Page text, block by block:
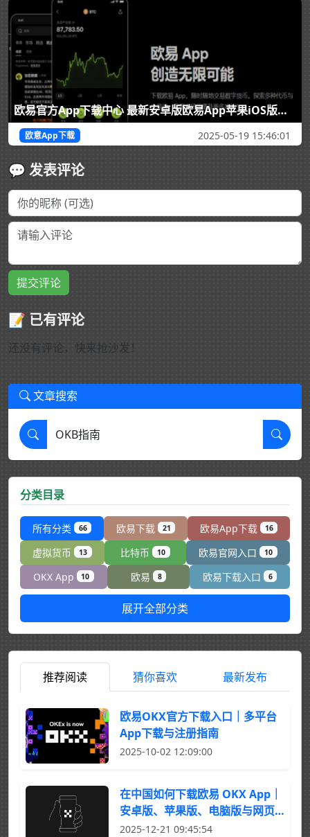
欧易官方App下载中心 最新安卓版欧易App苹果iOS版在线免费下载平台
欧意App下载 2025-05-19 15:46:01
💬 发表评论
提交评论
📝 已有评论
还没有评论，快来抢沙发！
文章搜索
分类目录
所有分类 66 欧易下载 21 欧易App下载 16
虚拟货币 13 比特币 10 欧易官网入口 10
OKX App 10 欧易 8 欧易下载入口 6
展开全部分类
推荐阅读 猜你喜欢 最新发布
欧易OKX官方下载入口｜多平台
App下载与注册指南
2025-10-02 12:09:00
在中国如何下载欧易 OKX App｜
安卓版、苹果版、电脑版与网页
版官方入口
2025-12-21 09:45:54